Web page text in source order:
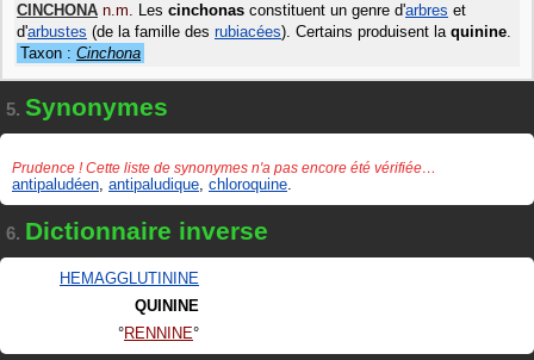
CINCHONA n.m. Les cinchonas constituent un genre d'arbres et
d'arbustes (de la famille des rubiacées). Certains produisent la quinine.
Taxon : Cinchona
5. Synonymes
Prudence ! Cette liste de synonymes n'a pas encore été vérifiée…
antipaludéen antipaludique chloroquine
6. Dictionnaire inverse
HEMAGGLUTININE
QUININE
RENNINE